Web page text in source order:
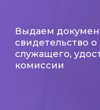
Выдаем
свидетельство
служащего,
комиссии